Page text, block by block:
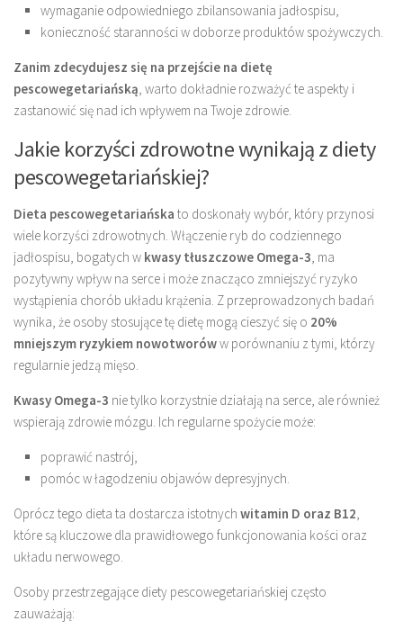
wymaganie odpowiedniego zbilansowania jadłospisu,
konieczność staranności w doborze produktów spożywczych.
Zanim zdecydujesz się na przejście na dietę
pescowegetariańską, warto dokładnie rozważyć te aspekty i
zastanowić się nad ich wpływem na Twoje zdrowie.
Jakie korzyści zdrowotne wynikają z diety
pescowegetariańskiej?
Dieta pescowegetariańska to doskonały wybór, który przynosi
wiele korzyści zdrowotnych. Włączenie ryb do codziennego
jadłospisu, bogatych w kwasy tłuszczowe Omega-3, ma
pozytywny wpływ na serce i może znacząco zmniejszyć ryzyko
wystąpienia chorób układu krążenia. Z przeprowadzonych badań
wynika, że osoby stosujące tę dietę mogą cieszyć się o 20%
mniejszym ryzykiem nowotworóww porównaniu z tymi, którzy
regularnie jedzą mięso.
Kwasy Omega-3 nie tylko korzystnie działają na serce, ale również
wspierają zdrowie mózgu. Ich regularne spożycie może:
poprawić nastrój,
pomóc w łagodzeniu objawów depresyjnych.
Oprócz tego dieta ta dostarcza istotnych witamin D oraz B12,
które są kluczowe dla prawidłowego funkcjonowania kości oraz
układu nerwowego.
Osoby przestrzegające diety pescowegetariańskiej często
zauważają: